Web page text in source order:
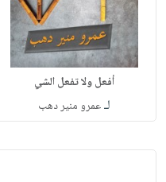
أفعل ولا تفعل الشي
لـعمرو منير دهب